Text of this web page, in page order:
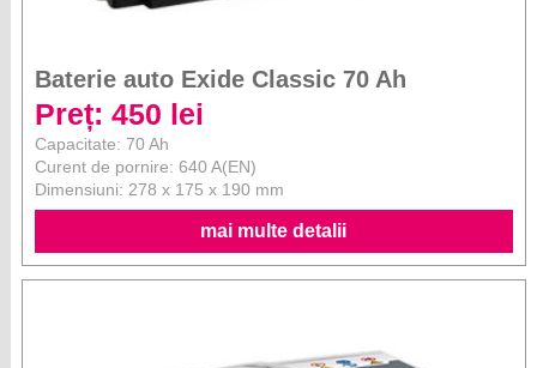
Baterie auto Exide Classic 70 Ah
Preț: 450 lei
Capacitate: 70 Ah
Curent de pornire: 640 A(EN)
Dimensiuni: 278 x 175 x 190 mm
mai multe detalii